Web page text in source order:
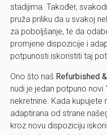
stadijima. Također,
pruža priliku da u svakoj
za poboljšanje, te da
promjene dispozicije i
potpunosti iskoristiti taj
Ono što naš Refurbished
nudi je jedan potpuno novi
nekretnine. Kada kupujete
adaptirana od strane
kroz novu dispoziciju